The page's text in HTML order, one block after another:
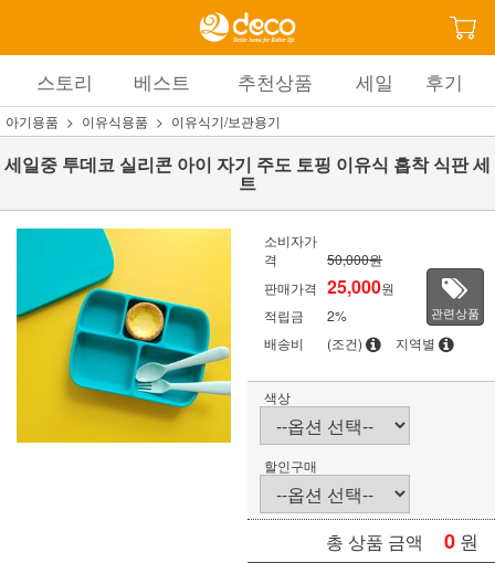
스토리 베스트 추천상품 세일 후기
아기용품 이유식용품 이유식기/보관용기
세일중 투데코 실리콘 아이 자기 주도 토핑 이유식 흡착 식판 세
트
소비자가
격
50,000원
판매가격 25,000원
적립금
2%
배송비
(조건) 지역별
관련상품
색상
할인구매
총 상품 금액 0 원